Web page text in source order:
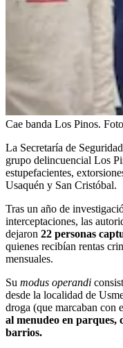
Cae banda Los Pinos.
La Secretaría de
grupo delincuencial Los
estupefacientes,
Usaquén y San Cristóbal.
Tras un año de
interceptaciones, las
dejaron 22 personas
quienes recibían rentas
mensuales.
Su modus operandi
desde la localidad de
droga (que marcaban con
al menudeo en parques,
barrios.